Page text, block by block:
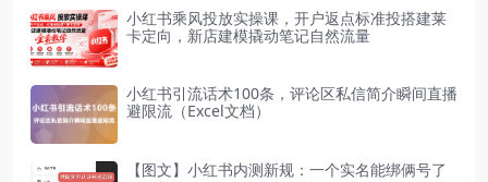
小红书乘风投放实操课，开户返点标准投搭建莱
卡定向，新店建模撬动笔记自然流量
小红书引流话术100条，评论区私信简介瞬间直播
避限流（Excel文档）
【图文】小红书内测新规：一个实名能绑俩号了